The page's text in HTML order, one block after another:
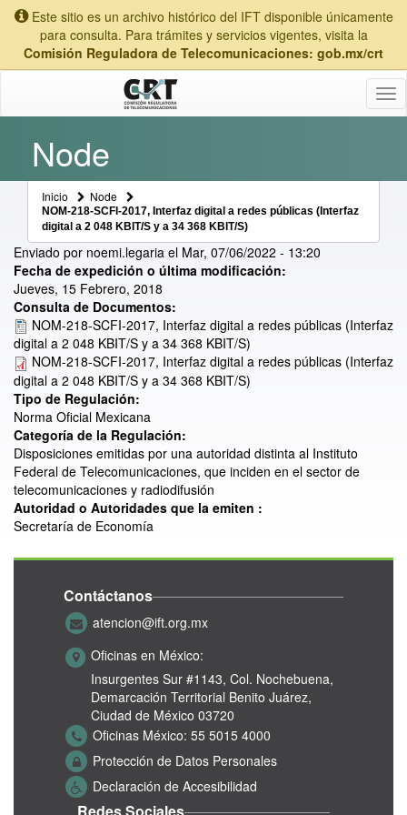
Este sitio es un archivo histórico del IFT disponible únicamente
para consulta. Para trámites y servicios vigentes, visita la
Comisión Reguladora de Telecomunicaciones: gob.mx/crt
Node
Inicio Node
NOM-218-SCFI-2017, Interfaz digital a redes públicas (Interfaz
digital a 2 048 KBIT/S y a 34 368 KBIT/S)
Enviado por noemi.legaria el Mar, 07/06/2022 - 13:20
Fecha de expedición o última modificación:
Jueves, 15 Febrero, 2018
Consulta de Documentos:
NOM-218-SCFI-2017, Interfaz digital a redes públicas (Interfaz
digital a 2 048 KBIT/S y a 34 368 KBIT/S)
NOM-218-SCFI-2017, Interfaz digital a redes públicas (Interfaz
digital a 2 048 KBIT/S y a 34 368 KBIT/S)
Tipo de Regulación:
Norma Oficial Mexicana
Categoría de la Regulación:
Disposiciones emitidas por una autoridad distinta al Instituto
Federal de Telecomunicaciones, que inciden en el sector de
telecomunicaciones y radiodifusión
Autoridad o Autoridades que la emiten :
Secretaría de Economía
Contáctanos
atencion@ift.org.mx
Oficinas en México:
Insurgentes Sur #1143, Col. Nochebuena,
Demarcación Territorial Benito Juárez,
Ciudad de México 03720
Oficinas México: 55 5015 4000
Protección de Datos Personales
Declaración de Accesibilidad
Redes Sociales